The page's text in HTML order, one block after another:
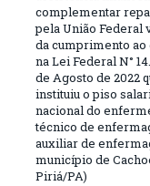
complementar
pela União Federal
da cumprimento ao
na Lei Federal N°
de Agosto de 2022
instituiu o piso
nacional do
técnico de
auxiliar de
município de
Piriá/PA)